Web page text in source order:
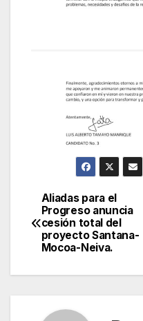
Navegación
de
Aliadas para el
Progreso anuncia
cesión total del
proyecto Santana-
Mocoa-Neiva.